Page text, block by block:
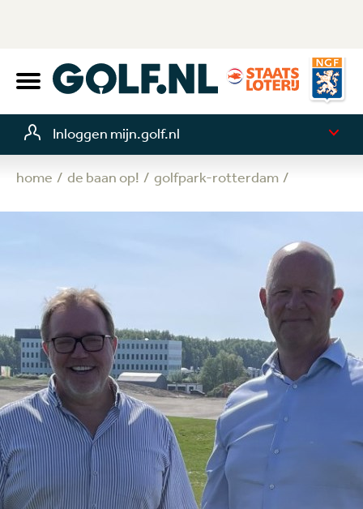
Inloggen mijn.golf.nl
home de baan op! golfpark-rotterdam